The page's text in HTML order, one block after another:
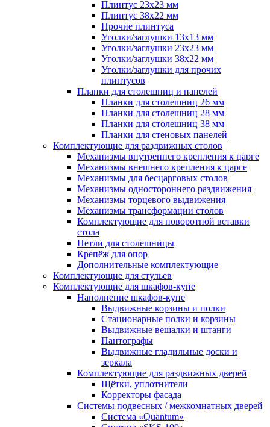
Плинтус 23х23 мм
Плинтус 38х22 мм
Прочие плинтуса
Уголки/заглушки 13х13 мм
Уголки/заглушки 23х23 мм
Уголки/заглушки 38х22 мм
Уголки/заглушки для прочих
плинтусов
Планки для столешниц и панелей
Планки для столешниц 26 мм
Планки для столешниц 28 мм
Планки для столешниц 38 мм
Планки для стеновых панелей
Комплектующие для раздвижных столов
Механизмы внутреннего крепления к царге
Механизмы внешнего крепления к царге
Механизмы для бесцарговых столов
Механизмы одностороннего раздвижения
Механизмы торцевого выдвижения
Механизмы трансформации столов
Комплектующие для поворотной вставки
стола
Петли для столешницы
Крепёж для опор
Дополнительные комплектующие
Комплектующие для стульев
Комплектующие для шкафов-купе
Наполнение шкафов-купе
Выдвижные корзины и полки
Стационарные полки и корзины
Выдвижные вешалки и штанги
Пантографы
Выдвижные гладильные доски и
зеркала
Комплектующие для раздвижных дверей
Щётки, уплотнители
Корректоры фасада
Системы подвесных / межкомнатных дверей
Система «Quantum»